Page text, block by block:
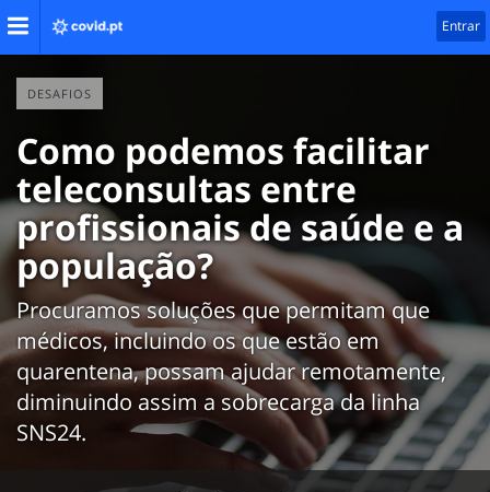
Entrar
DESAFIOS
Como podemos facilitar
teleconsultas entre
profissionais de saúde e a
população?
Procuramos soluções que permitam que
médicos, incluindo os que estão em
quarentena, possam ajudar remotamente,
diminuindo assim a sobrecarga da linha
SNS24.